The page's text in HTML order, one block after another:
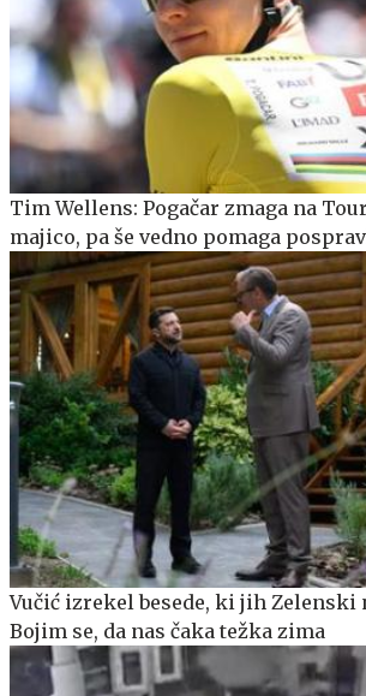
Tim Wellens: Pogačar zmaga na
majico, pa še vedno pomaga
Vučić izrekel besede, ki jih Zelenski
Bojim se, da nas čaka težka zima